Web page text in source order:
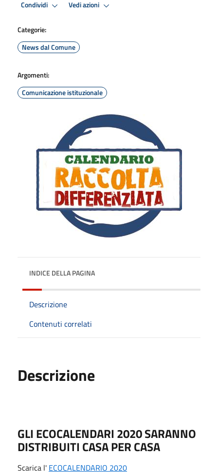
Condividi Vedi azioni
Categorie:
News dal Comune
Argomenti:
Comunicazione istituzionale
INDICE DELLA PAGINA
Descrizione
Contenuti correlati
Descrizione
GLI ECOCALENDARI 2020 SARANNO
DISTRIBUITI CASA PER CASA
Scarica l' ECOCALENDARIO 2020